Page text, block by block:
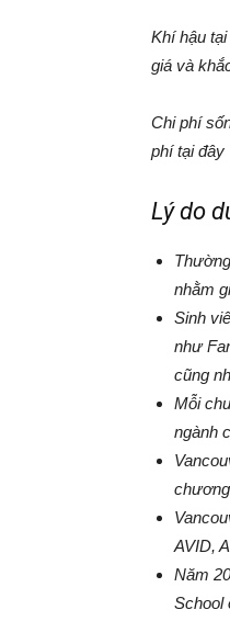
Khí hậu
giá và
Chi phí
phí tại đây
Lý do
nhằm
Sinh
như
cũng
Mỗi
ngành
AVID,
Năm
School